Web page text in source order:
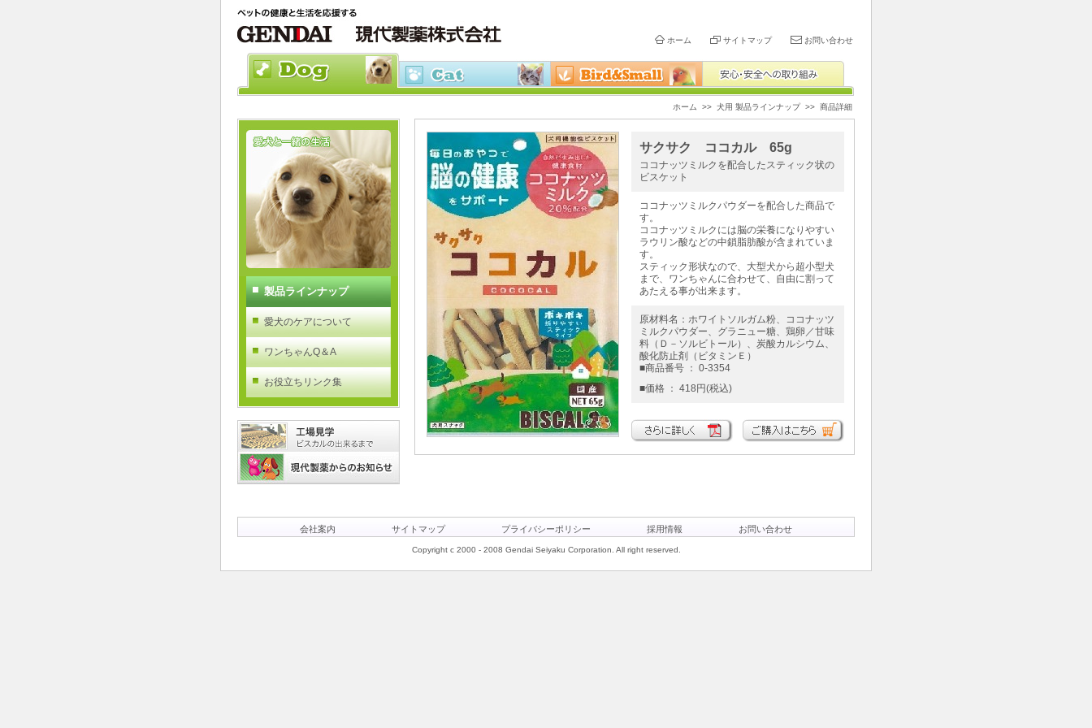
ホーム サイトマップ お問い合わせ
ホーム >> 犬用 製品ラインナップ>> 商品詳細
製品ラインナップ
愛犬のケアについて
ワンちゃんQ＆A
お役立ちリンク集
サクサク ココカル 65g
ココナッツミルクを配合したスティック状の
ビスケット
ココナッツミルクパウダーを配合した商品で
す。
ココナッツミルクには脳の栄養になりやすい
ラウリン酸などの中鎖脂肪酸が含まれていま
す。
スティック形状なので、大型犬から超小型犬
まで、ワンちゃんに合わせて、自由に割って
あたえる事が出来ます。
原材料名：ホワイトソルガム粉、ココナッツ
ミルクパウダー、グラニュー糖、鶏卵／甘味
料（Ｄ－ソルビトール）、炭酸カルシウム、
酸化防止剤（ビタミンＥ）
■商品番号 ： 0-3354
■価格 ： 418円(税込)
会社案内 サイトマップ プライバシーポリシー 採用情報 お問い合わせ
Copyright c 2000 - 2008 Gendai Seiyaku Corporation. All right reserved.